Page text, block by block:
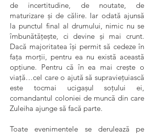
de incertitudine, de noutate, de
maturizare și de călire. Iar odată ajunsă
la punctul final al drumului, nimic nu se
îmbunătățește, ci devine și mai crunt.
Dacă majoritatea își permit să cedeze în
fața morții, pentru ea nu există această
opțiune. Pentru că în ea mai crește o
viață…cel care o ajută să supraviețuiască
este tocmai ucigașul soțului ei,
comandantul coloniei de muncă din care
Zuleiha ajunge să facă parte.
Toate evenimentele se derulează pe